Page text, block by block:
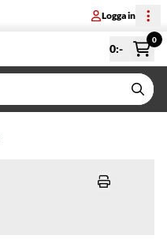
Logga in
0:-
0